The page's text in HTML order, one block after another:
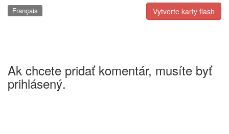
Vytvorte karty flash
Français
Ak chcete pridať komentár, musíte byť
prihlásený.